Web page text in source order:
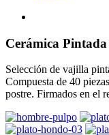
Cerámica Pintada
Selección de vajilla
Compuesta de 40
postre. Firmados en el